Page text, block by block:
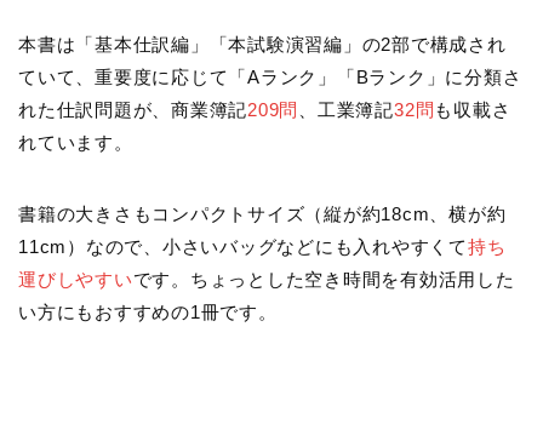
本書は「基本仕訳編」「本試験演習編」の2部で構成され
ていて、重要度に応じて「Aランク」「Bランク」に分類さ
れた仕訳問題が、商業簿記209問 、工業簿記32問 も収載さ
れています。
書籍の大きさもコンパクトサイズ（縦が約18cm、横が約
11cm）なので、小さいバッグなどにも入れやすくて持ち
運びしやすいです。ちょっとした空き時間を有効活用した
い方にもおすすめの1冊です。